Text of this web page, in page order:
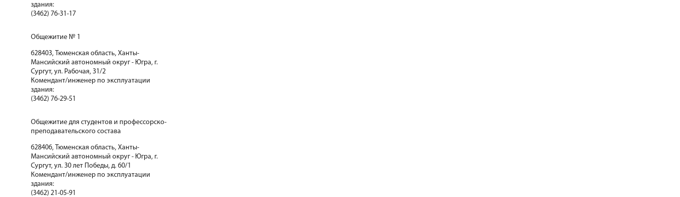
здания:
(3462) 76-31-17
Общежитие № 1
628403, Тюменская область, Ханты-
Мансийский автономный округ - Югра, г.
Сургут, ул. Рабочая, 31/2
Комендант/инженер по эксплуатации
здания:
(3462) 76-29-51
Общежитие для студентов и профессорско-
преподавательского состава
628406, Тюменская область, Ханты-
Мансийский автономный округ - Югра, г.
Сургут, ул. 30 лет Победы, д. 60/1
Комендант/инженер по эксплуатации
здания:
(3462) 21-05-91